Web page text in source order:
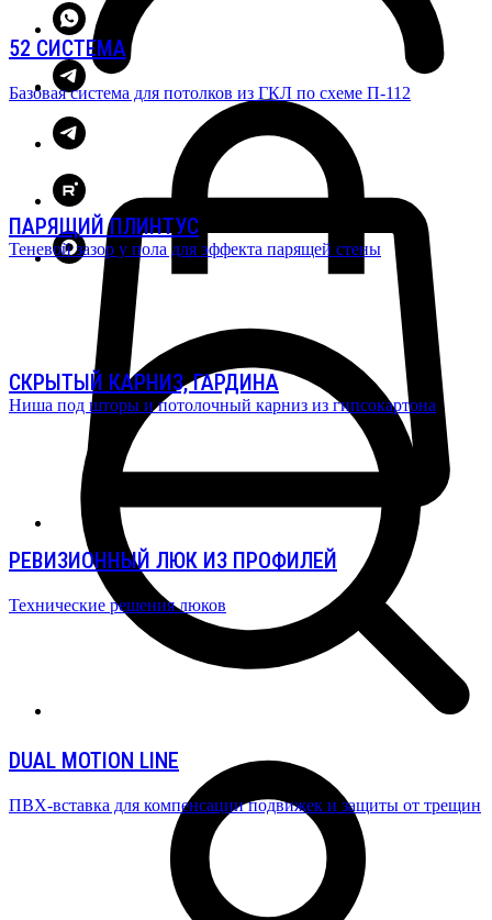
52 СИСТЕМА
Базовая система для потолков из ГКЛ по схеме П-112
ПАРЯЩИЙ ПЛИНТУС
Теневой зазор у пола для эффекта парящей стены
СКРЫТЫЙ КАРНИЗ, ГАРДИНА
Ниша под шторы и потолочный карниз из гипсокартона
РЕВИЗИОННЫЙ ЛЮК ИЗ ПРОФИЛЕЙ
Технические решения люков
DUAL MOTION LINE
ПВХ-вставка для компенсации подвижек и защиты от трещин